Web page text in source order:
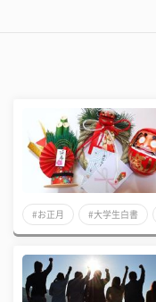
#お正月 #大学生白書